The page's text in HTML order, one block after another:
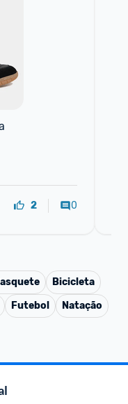
2 0
Bicicleta
Futebol Natação